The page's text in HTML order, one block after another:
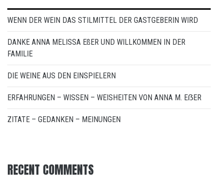
WENN DER WEIN DAS STILMITTEL DER GASTGEBERIN WIRD
DANKE ANNA MELISSA EßER UND WILLKOMMEN IN DER
FAMILIE
DIE WEINE AUS DEN EINSPIELERN
ERFAHRUNGEN – WISSEN – WEISHEITEN VON ANNA M. EẞER
ZITATE – GEDANKEN – MEINUNGEN
RECENT COMMENTS